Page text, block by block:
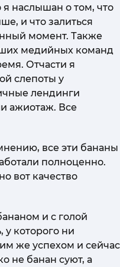
я наслышан о том, что
и что залиться
момент. Также
медийных команд
Отчасти я
слепоты у
лендинги
ажиотаж. Все
все эти бананы
полноценно.
вот качество
и с голой
у которого ни
же успехом и сейчас
не банан суют, а